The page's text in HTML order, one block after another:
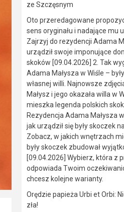
ze Szczęsnym
Oto przeredagowane
sens oryginału i nadające mu
Zajrzyj do rezydencji Adama
urządził swoje imponujące
skoków [09.04.2026] 2. Tak
Adama Małysza w Wiśle –
własnej willi. Najnowsze
Małysz i jego okazała willa w
mieszka legenda polskich
Rezydencja Adama Małysza
jak urządził się były skoczek
Zobacz, w jakich wnętrzach
były skoczek zbudował
[09.04.2026] Wybierz, która z
odpowiada Twoim
chcesz kolejne warianty.
Orędzie papieża Urbi et Orbi:
zła!